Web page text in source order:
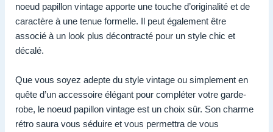
noeud papillon vintage apporte une touche d’originalité et de
caractère à une tenue formelle. Il peut également être
associé à un look plus décontracté pour un style chic et
décalé.
Que vous soyez adepte du style vintage ou simplement en
quête d’un accessoire élégant pour compléter votre garde-
robe, le noeud papillon vintage est un choix sûr. Son charme
rétro saura vous séduire et vous permettra de vous